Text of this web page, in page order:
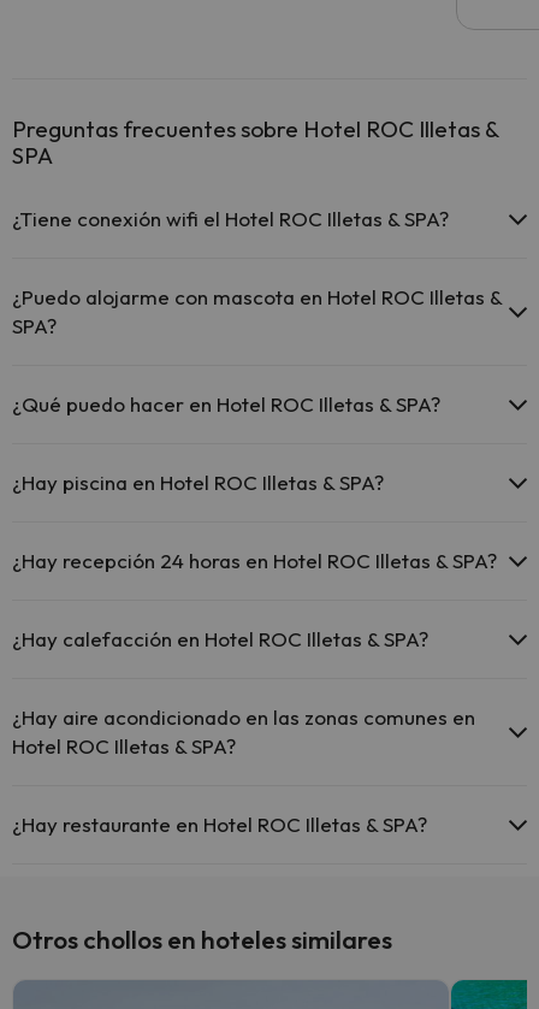
Preguntas frecuentes sobre Hotel ROC Illetas &
SPA
¿Tiene conexión wifi el Hotel ROC Illetas & SPA?
hotel.
¿Puedo alojarme con mascota en Hotel ROC Illetas &
SPA?
¿Qué puedo hacer en Hotel ROC Illetas & SPA?
(algunas pueden ser de pago).
¿Hay piscina en Hotel ROC Illetas & SPA?
pago) Aquí tienes más info sobre la piscina y otras instalaciones.
¿Hay recepción 24 horas en Hotel ROC Illetas & SPA?
¿Hay calefacción en Hotel ROC Illetas & SPA?
¿Hay aire acondicionado en las zonas comunes en
Hotel ROC Illetas & SPA?
comunes.
¿Hay restaurante en Hotel ROC Illetas & SPA?
Otros chollos en hoteles similares